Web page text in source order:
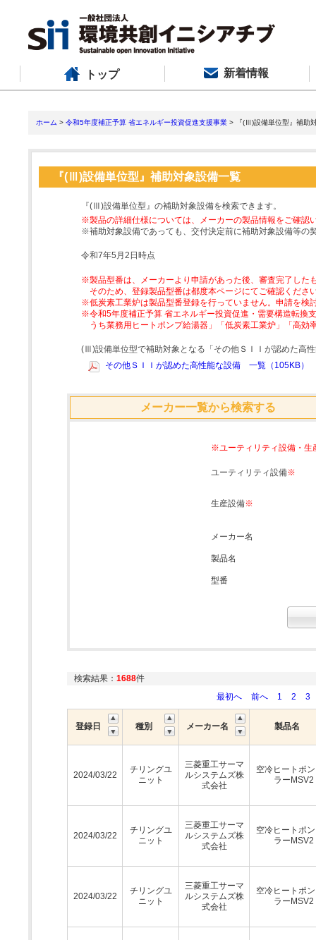
トップ 新着情報
ホーム > 令和5年度補正予算 省エネルギー投資促進支援事業 > 『(Ⅲ)設備単位型』補助
『(Ⅲ)設備単位型』補助対象設備一覧
『(Ⅲ)設備単位型』の補助対象設備を検索できます。
※製品の詳細仕様については、メーカーの製品情報をご確認
※補助対象設備であっても、交付決定前に補助対象設備等の
令和7年5月2日時点
※製品型番は、メーカーより申請があった後、審査完了した
そのため、登録製品型番は都度本ページにてご確認くださ
※低炭素工業炉は製品型番登録を行っていません。申請を検
※令和5年度補正予算 省エネルギー投資促進・需要構造転換
うち業務用ヒートポンプ給湯器」「低炭素工業炉」「高
(Ⅲ)設備単位型で補助対象となる「その他ＳＩＩが認めた高
その他ＳＩＩが認めた高性能な設備 一覧（105KB）
メーカー一覧から検索する
※ユーティリティ設備・生
ユーティリティ設備※
生産設備※
メーカー名
製品名
型番
検索結果： 1688件
最初へ
前へ 1 2 3
登録日 種別 メーカー名 製品名
2024/03/22
チリングユ
ニット
三菱重工サーマ
ルシステムズ株
式会社
空冷ヒートポ
ラーMSV2
2024/03/22
チリングユ
ニット
三菱重工サーマ
ルシステムズ株
式会社
空冷ヒートポ
ラーMSV2
2024/03/22
チリングユ
ニット
三菱重工サーマ
ルシステムズ株
式会社
空冷ヒートポ
ラーMSV2